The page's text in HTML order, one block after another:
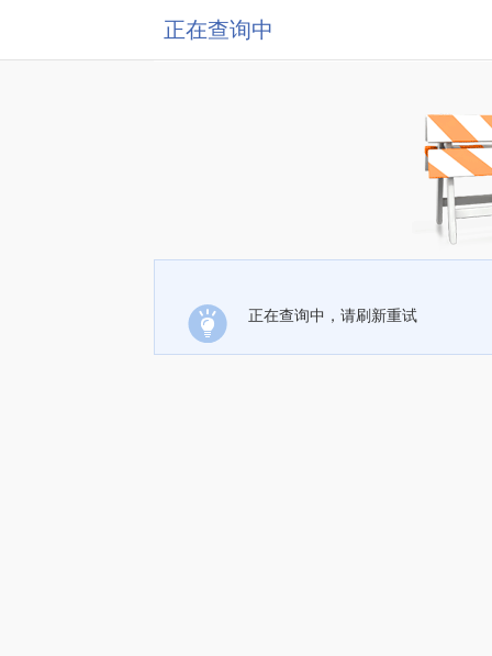
正在查询中
正在查询中，请刷新重试